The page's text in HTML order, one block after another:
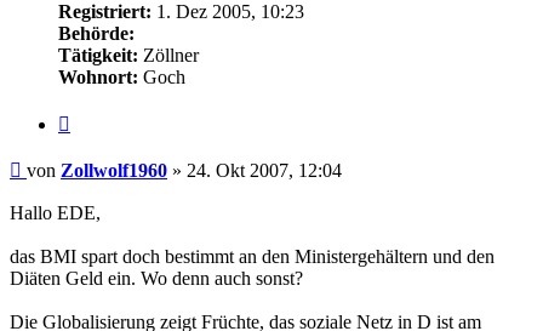
Registriert: 1. Dez 2005, 10:23
Behörde:
Tätigkeit: Zöllner
Wohnort: Goch
Beitrag
von Zollwolf1960 » 24. Okt 2007, 12:04
Hallo EDE,
das BMI spart doch bestimmt an den Ministergehältern und den
Diäten Geld ein. Wo denn auch sonst?
Die Globalisierung zeigt Früchte, das soziale Netz in D ist am